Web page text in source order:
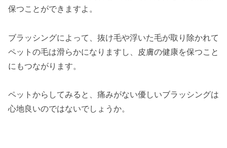
保つことができますよ。
ブラッシングによって、抜け毛や浮いた毛が取り除かれて
ペットの毛は滑らかになりますし、皮膚の健康を保つこと
にもつながります。
ペットからしてみると、痛みがない優しいブラッシングは
心地良いのではないでしょうか。